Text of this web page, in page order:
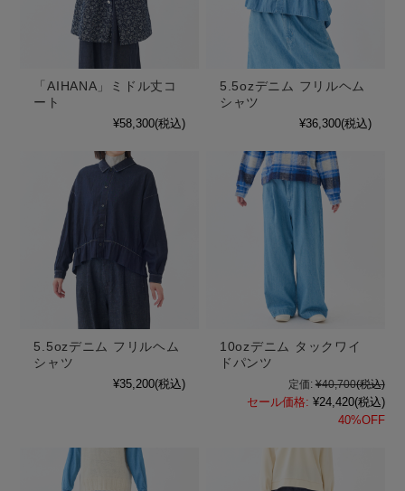
「AIHANA」ミドル丈コ
ート
¥58,300(税込)
5.5ozデニム フリルヘム
シャツ
¥36,300(税込)
5.5ozデニム フリルヘム
シャツ
¥35,200(税込)
10ozデニム タックワイ
ドパンツ
定価: ¥40,700(税込)
セール価格: ¥24,420(税込)
40%OFF